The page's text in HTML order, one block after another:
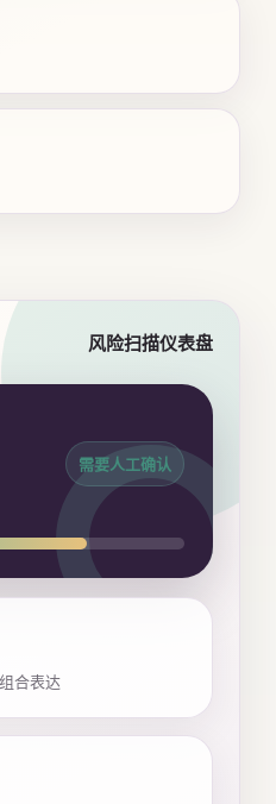
风险扫描仪表盘
需要人工确认
合表达